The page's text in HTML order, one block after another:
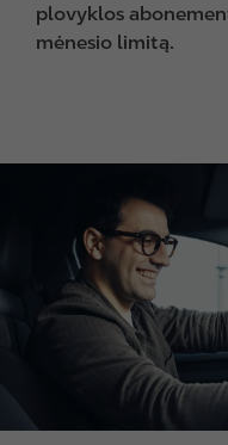
plovyklos
mėnesio limitą.
e